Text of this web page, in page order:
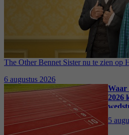
The Other Bennet Sister nu te zien op
6 augustus 2026
Waar
2026
5